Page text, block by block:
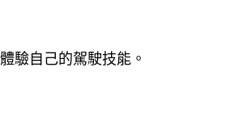
驗自己的駕駛技能。